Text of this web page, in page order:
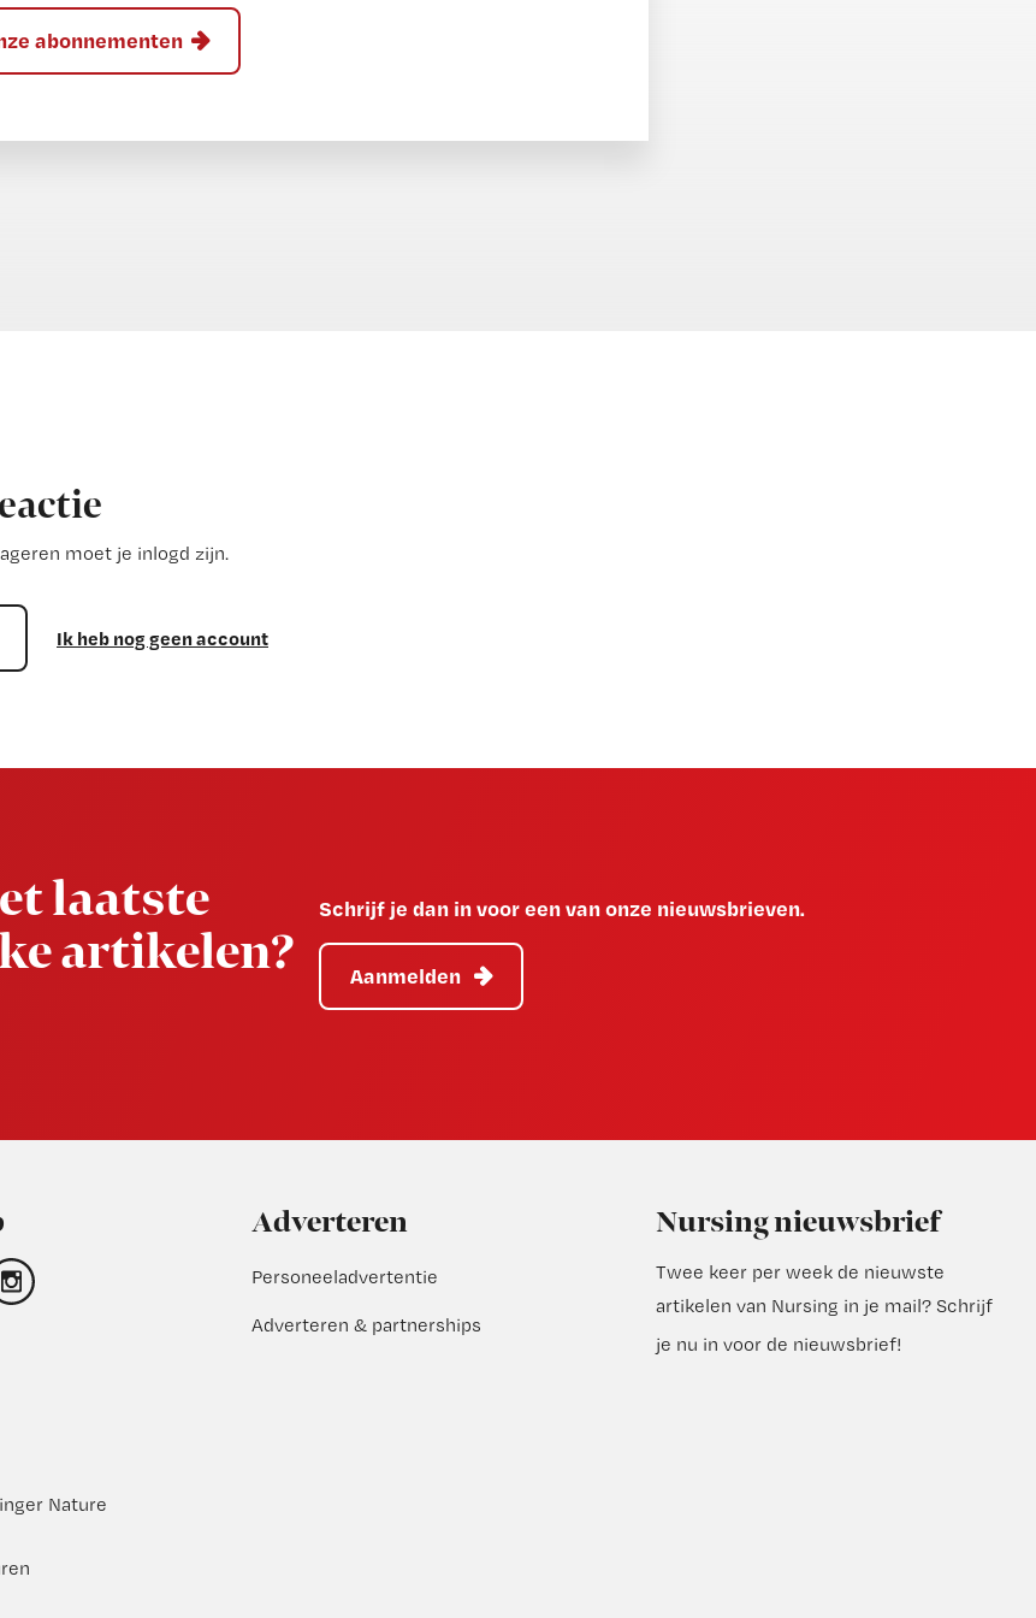
abonnementen
moet je inlogd zijn.
Ik heb nog geen account
laatste
artikelen?
Schrijf je dan in voor een van onze nieuwsbrieven.
Aanmelden
Adverteren
Personeeladvertentie
Adverteren & partnerships
Nursing nieuwsbrief
Twee keer per week de nieuwste
artikelen van Nursing in je mail? Schrijf
je nu in voor de nieuwsbrief!
Nature